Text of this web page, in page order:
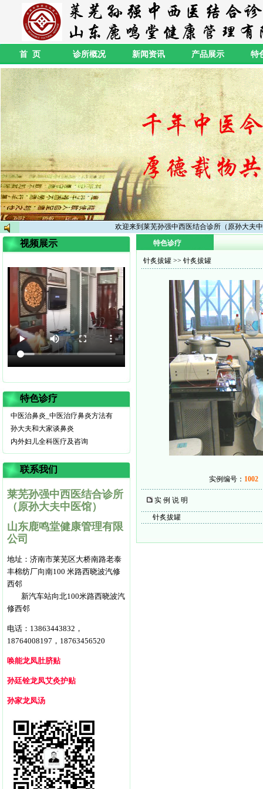
首 页 诊所概况 新闻资讯 产品展示 特
欢迎来到莱芜孙强中西医结合诊所（原孙大夫
视频展示
特色诊疗
中医治鼻炎_中医治疗鼻炎方法有
孙大夫和大家谈鼻炎
内外妇儿全科医疗及咨询
联系我们
莱芜孙强中西医结合诊所
（原孙大夫中医馆）
山东鹿鸣堂健康管理有限
公司
地址： 济南市莱芜区大桥南路老泰
丰棉纺厂向南100 米路西晓波汽修
西邻
新汽车站向北100米路西晓波汽
修西邻
电话：13863443832，
18764008197，18763456520
唤能龙凤肚脐贴
孙廷铨龙凤艾灸护贴
孙家龙凤汤
特色诊疗
针炙拔罐 >> 针炙拔罐
实例编号： 1002
实 例 说 明
针炙拔罐